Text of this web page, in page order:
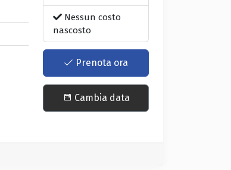
Nessun costo
nascosto
Prenota ora
Cambia data